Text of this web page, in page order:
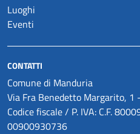
Luoghi
Eventi
CONTATTI
Comune di Manduria
Via Fra Benedetto Margarito,
Codice fiscale / P. IVA: C.F.
00900930736